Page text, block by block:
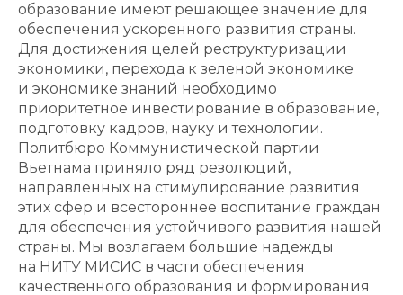
образование имеют решающее значение для
обеспечения ускоренного развития страны.
Для достижения целей реструктуризации
экономики, перехода к зеленой экономике
и экономике знаний необходимо
приоритетное инвестирование в образование,
подготовку кадров, науку и технологии.
Политбюро Коммунистической партии
Вьетнама приняло ряд резолюций,
направленных на стимулирование развития
этих сфер и всестороннее воспитание граждан
для обеспечения устойчивого развития нашей
страны. Мы возлагаем большие надежды
на НИТУ МИСИС в части обеспечения
качественного образования и формирования